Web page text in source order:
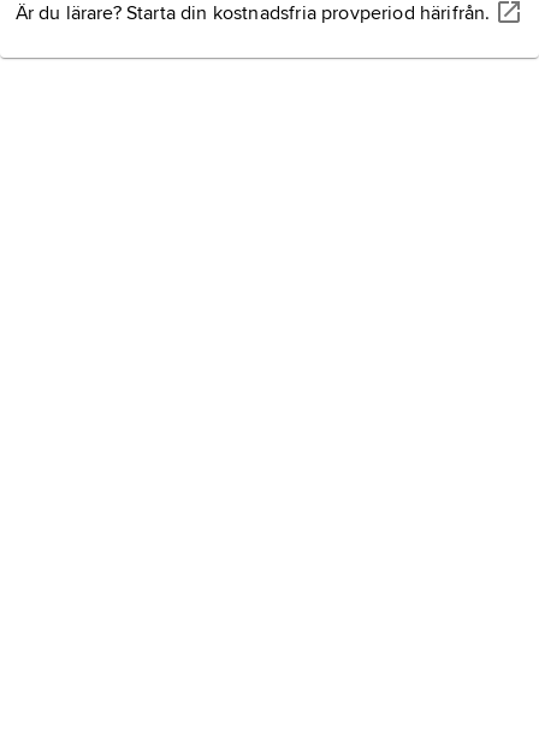
Är du lärare? Starta din kostnadsfria provperiod härifrån.